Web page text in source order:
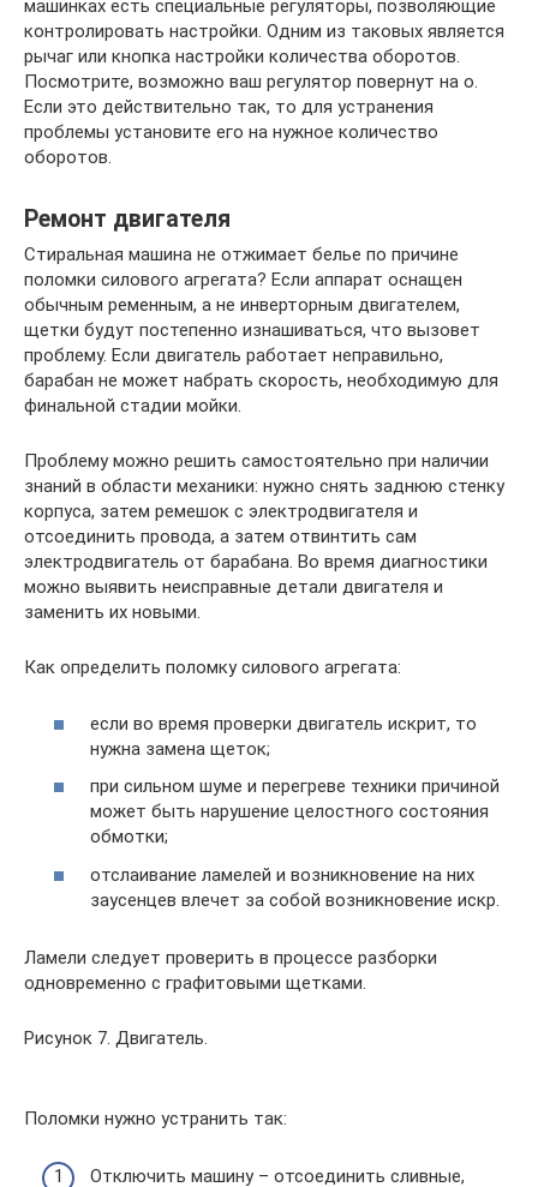
машинках есть специальные регуляторы, позволяющие
контролировать настройки. Одним из таковых является
рычаг или кнопка настройки количества оборотов.
Посмотрите, возможно ваш регулятор повернут на о.
Если это действительно так, то для устранения
проблемы установите его на нужное количество
оборотов.
Ремонт двигателя
Стиральная машина не отжимает белье по причине
поломки силового агрегата? Если аппарат оснащен
обычным ременным, а не инверторным двигателем,
щетки будут постепенно изнашиваться, что вызовет
проблему. Если двигатель работает неправильно,
барабан не может набрать скорость, необходимую для
финальной стадии мойки.
Проблему можно решить самостоятельно при наличии
знаний в области механики: нужно снять заднюю стенку
корпуса, затем ремешок с электродвигателя и
отсоединить провода, а затем отвинтить сам
электродвигатель от барабана. Во время диагностики
можно выявить неисправные детали двигателя и
заменить их новыми.
Как определить поломку силового агрегата:
если во время проверки двигатель искрит, то
нужна замена щеток;
при сильном шуме и перегреве техники причиной
может быть нарушение целостного состояния
обмотки;
отслаивание ламелей и возникновение на них
заусенцев влечет за собой возникновение искр.
Ламели следует проверить в процессе разборки
одновременно с графитовыми щетками.
Рисунок 7. Двигатель.
Поломки нужно устранить так:
Отключить машину – отсоединить сливные,